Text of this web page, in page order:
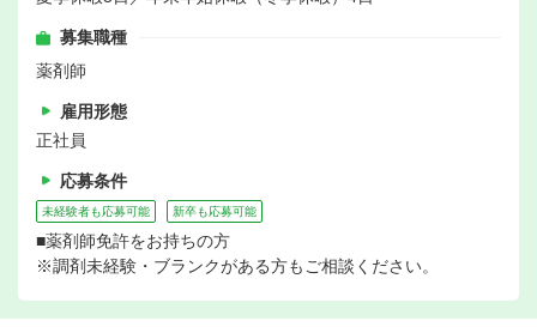
募集職種
薬剤師
雇用形態
正社員
応募条件
未経験者も応募可能 新卒も応募可能
■薬剤師免許をお持ちの方
※調剤未経験・ブランクがある方もご相談ください。